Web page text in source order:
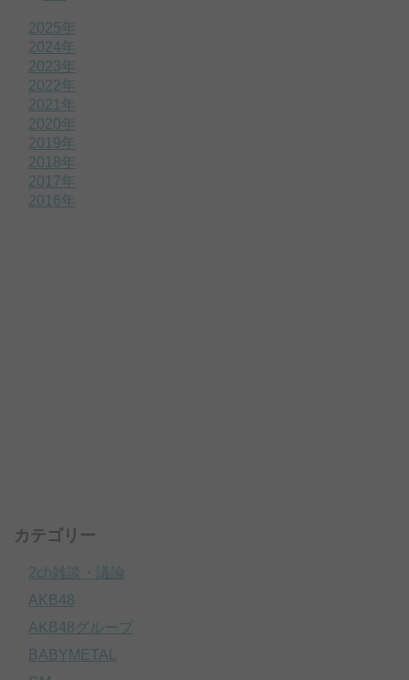
2025年
2024年
2023年
2022年
2021年
2020年
2019年
2018年
2017年
2016年
カテゴリー
2ch雑談・議論
AKB48
AKB48グループ
BABYMETAL